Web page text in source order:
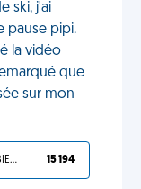
ski, j'ai
pause pipi.
la vidéo
que
sur mon
TU L'AS BIEN MÉRITÉ 15 194